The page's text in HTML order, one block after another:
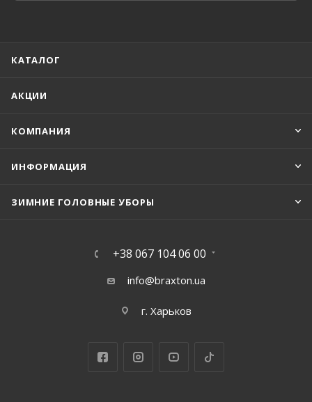
КАТАЛОГ
АКЦИИ
КОМПАНИЯ
ИНФОРМАЦИЯ
ЗИМНИЕ ГОЛОВНЫЕ УБОРЫ
+38 067 104 06 00
info@braxton.ua
г. Харьков